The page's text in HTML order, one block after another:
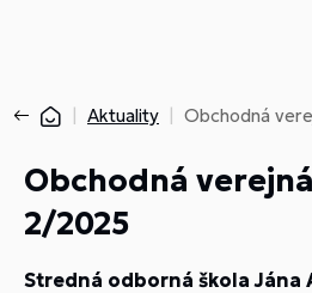
Aktuality Obchodná
Obchodná
2/2025
Stredná odborná škola Jána